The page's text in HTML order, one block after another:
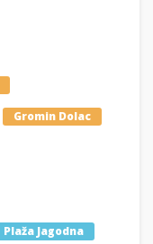
Gromin Dolac
Plaža Jagodna